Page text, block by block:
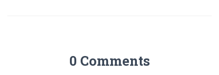
0 Comments